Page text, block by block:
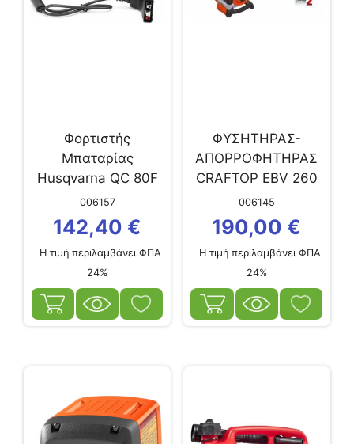
Φορτιστής
Μπαταρίας
Husqvarna QC 80F
006157
142,40 €
Η τιμή περιλαμβάνει ΦΠΑ
24%
ΦΥΣΗΤΗΡΑΣ-
AΠΟΡΡΟΦΗΤΗΡΑΣ
CRAFTOP EBV 260
006145
190,00 €
Η τιμή περιλαμβάνει ΦΠΑ
24%